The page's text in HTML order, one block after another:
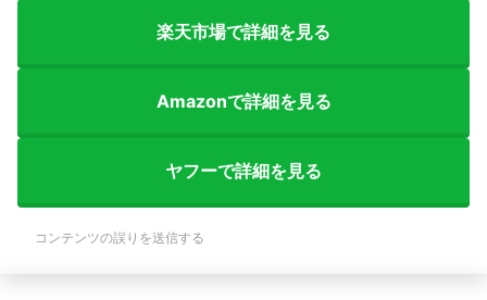
楽天市場で詳細を見る
Amazonで詳細を見る
ヤフーで詳細を見る
コンテンツの誤りを送信する